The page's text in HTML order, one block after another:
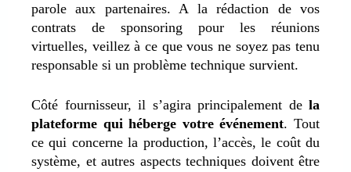
parole aux partenaires. A la rédaction de vos
contrats de sponsoring pour les réunions
virtuelles, veillez à ce que vous ne soyez pas tenu
responsable si un problème technique survient.
Côté fournisseur, il s’agira principalement de la
plateforme qui héberge votre événement. Tout
ce qui concerne la production, l’accès, le coût du
système, et autres aspects techniques doivent être